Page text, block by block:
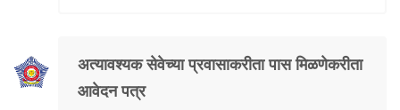
अत्यावश्यक सेवेच्या प्रवासाकरीता पास मिळणेकरीता
आवेदन पत्र